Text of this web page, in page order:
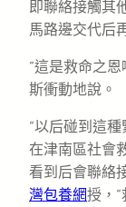
即聯絡接觸其
馬路邊交代后
“這是救命之
斯衝動地說。
“以后碰到這
在津南區社會
看到后會聯絡
灣包養網授，